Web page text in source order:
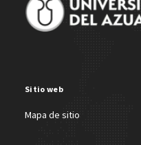
Sitio web
Mapa de sitio